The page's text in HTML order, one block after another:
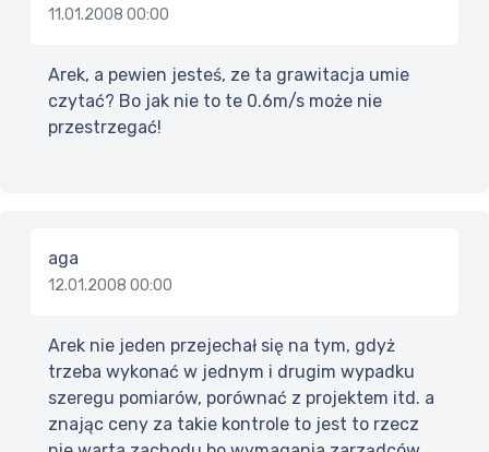
11.01.2008 00:00
Arek, a pewien jesteś, ze ta grawitacja umie
czytać? Bo jak nie to te 0.6m/s może nie
przestrzegać!
aga
12.01.2008 00:00
Arek nie jeden przejechał się na tym, gdyż
trzeba wykonać w jednym i drugim wypadku
szeregu pomiarów, porównać z projektem itd. a
znając ceny za takie kontrole to jest to rzecz